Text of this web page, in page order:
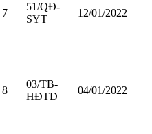
7
51/QĐ-
SYT
12/01/2022
8
03/TB-
HĐTD
04/01/2022